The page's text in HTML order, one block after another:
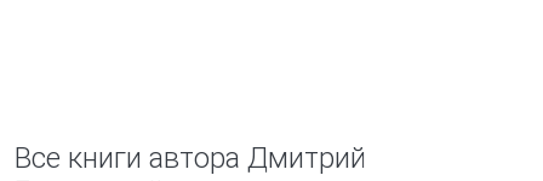
Все книги автора Дмитрий